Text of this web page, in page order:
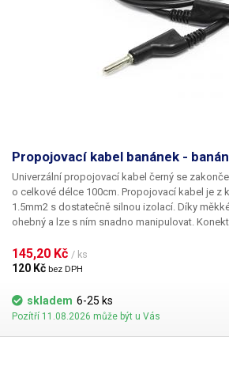
Propojovací kabel banánek -
Univerzální propojovací kabel černý se
o celkové délce 100cm. Propojovací kabel je z
1.5mm2 s dostatečně silnou izolací. Díky
ohebný a lze s ním snadno manipulovat.
Vhodné k propojování zdrojů, do školních
145,20 Kč / ks
120 Kč bez DPH
skladem 6-25 ks
Pozítří 11.08.2026 může být u Vás